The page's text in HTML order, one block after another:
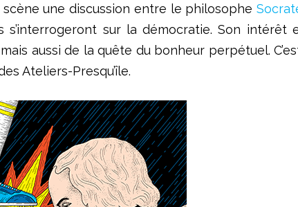
scène une discussion entre le philosophe
sur la démocratie. Son intérêt
aussi de la quête du bonheur perpétuel.
Ateliers-Presqu’île.